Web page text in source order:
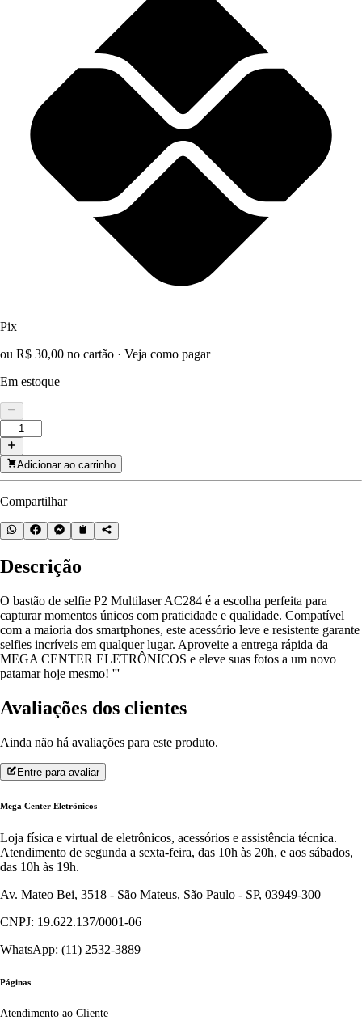
Pix
ou R$ 30,00 no cartão · Veja como pagar
Em estoque
Adicionar ao carrinho
Compartilhar
Descrição
O bastão de selfie P2 Multilaser AC284 é a escolha perfeita para
capturar momentos únicos com praticidade e qualidade. Compatível
com a maioria dos smartphones, este acessório leve e resistente garante
selfies incríveis em qualquer lugar. Aproveite a entrega rápida da
MEGA CENTER ELETRÔNICOS e eleve suas fotos a um novo
patamar hoje mesmo! '''
Avaliações dos clientes
Ainda não há avaliações para este produto.
Entre para avaliar
Mega Center Eletrônicos
Loja física e virtual de eletrônicos, acessórios e assistência técnica.
Atendimento de segunda a sexta-feira, das 10h às 20h, e aos sábados,
das 10h às 19h.
Av. Mateo Bei, 3518 - São Mateus, São Paulo - SP, 03949-300
CNPJ: 19.622.137/0001-06
WhatsApp: (11) 2532-3889
Páginas
Atendimento ao Cliente